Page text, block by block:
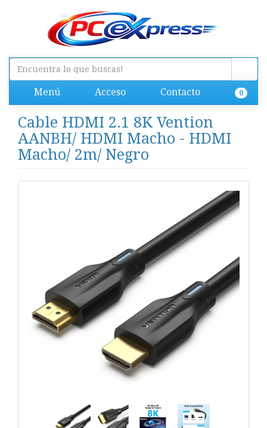
Menú Acceso Contacto 0
Cable HDMI 2.1 8K Vention
AANBH/ HDMI Macho - HDMI
Macho/ 2m/ Negro